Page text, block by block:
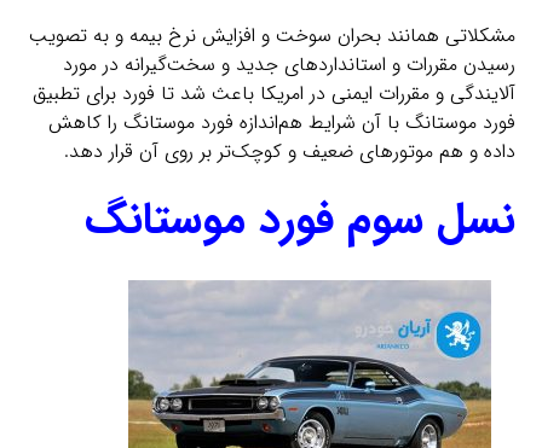
مشکلاتی همانند بحران سوخت و افزایش نرخ بیمه و به تصویب
رسیدن مقررات و استانداردهای جدید و سخت‌گیرانه در مورد
آلایندگی و مقررات ایمنی در امریکا باعث شد تا فورد برای تطبیق
فورد موستانگ با آن شرایط هم‌اندازه فورد موستانگ را کاهش
داده و هم موتورهای ضعیف و کوچک‌تر بر روی آن قرار دهد.
نسل سوم فورد موستانگ